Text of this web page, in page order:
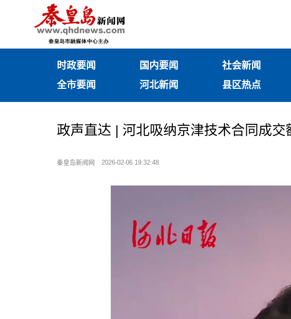
时政要闻 国内要闻 社会新闻
全市要闻
河北新闻 县区热点
政声直达 | 河北吸纳京津技术合同成
秦皇岛新闻网 2026-02-06 19:32:48